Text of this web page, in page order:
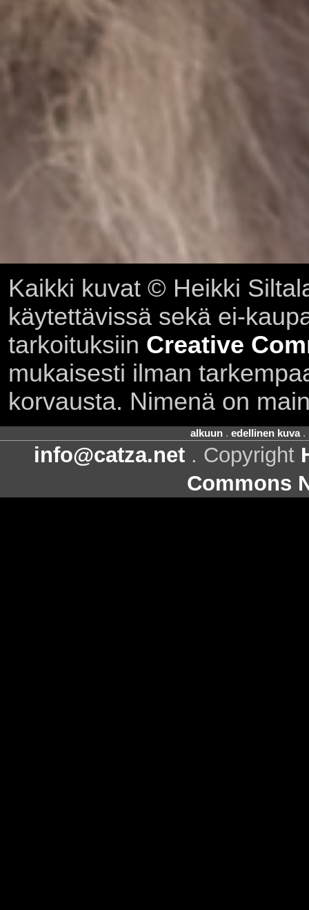
Kaikki kuvat © Heikki
käytettävissä sekä ei-
tarkoituksiin Creative
mukaisesti ilman
korvausta. Nimenä on
alkuun. edellinen kuva.
info@catza.net . Copyright
Commons